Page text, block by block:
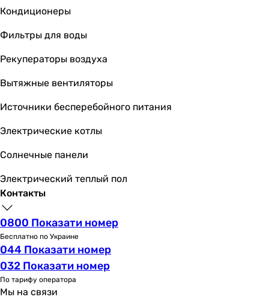
Кондиционеры
Фильтры для воды
Рекуператоры воздуха
Вытяжные вентиляторы
Источники бесперебойного питания
Электрические котлы
Солнечные панели
Электрический теплый пол
Контакты
0800 Показати номер
Бесплатно по Украине
044 Показати номер
032 Показати номер
По тарифу оператора
Мы на связи